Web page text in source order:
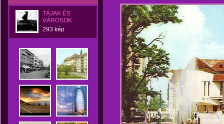
TÁJAK ÉS
VÁROSOK
293 kép